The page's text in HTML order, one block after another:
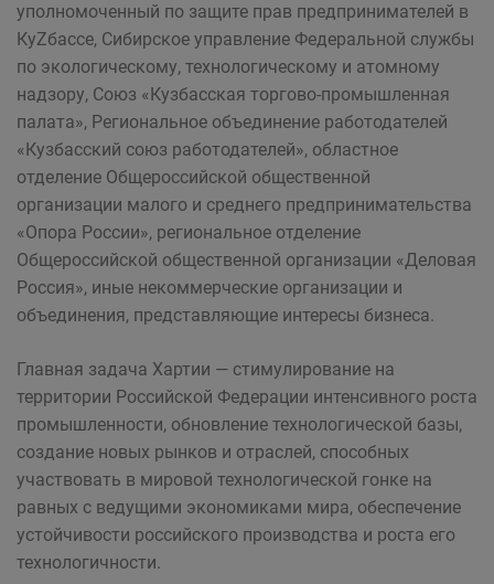
уполномоченный по защите прав предпринимателей в
КуZбассе, Сибирское управление Федеральной службы
по экологическому, технологическому и атомному
надзору, Союз «Кузбасская торгово-промышленная
палата», Региональное объединение работодателей
«Кузбасский союз работодателей», областное
отделение Общероссийской общественной
организации малого и среднего предпринимательства
«Опора России», региональное отделение
Общероссийской общественной организации «Деловая
Россия», иные некоммерческие организации и
объединения, представляющие интересы бизнеса.
Главная задача Хартии — стимулирование на
территории Российской Федерации интенсивного роста
промышленности, обновление технологической базы,
создание новых рынков и отраслей, способных
участвовать в мировой технологической гонке на
равных с ведущими экономиками мира, обеспечение
устойчивости российского производства и роста его
технологичности.